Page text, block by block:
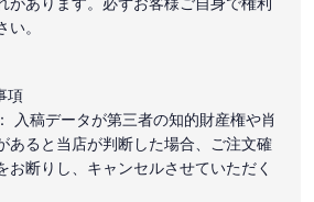
。
項
入稿データが第三者の知的財産権や肖
あると当店が判断した場合、ご注文確
お断りし、キャンセルさせていただく